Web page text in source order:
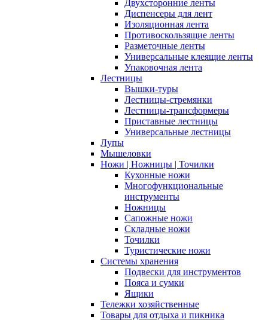
Двухсторонние ленты
Диспенсеры для лент
Изоляционная лента
Противоскользящие ленты
Разметочные ленты
Универсальные клеящие ленты
Упаковочная лента
Лестницы
Вышки-туры
Лестницы-стремянки
Лестницы-трансформеры
Приставные лестницы
Универсальные лестницы
Лупы
Мышеловки
Ножи | Ножницы | Точилки
Кухонные ножи
Многофункциональные
инструменты
Ножницы
Сапожные ножи
Складные ножи
Точилки
Туристические ножи
Системы хранения
Подвески для инструментов
Пояса и сумки
Ящики
Тележки хозяйственные
Товары для отдыха и пикника